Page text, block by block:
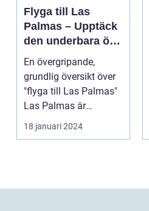
Flyga till Las
Palmas – Upptäck
den underbara ön
Gran Canaria
En övergripande,
grundlig översikt över
"flyga till Las Palmas"
Las Palmas är
huvudstaden på den
va...
18 januari 2024